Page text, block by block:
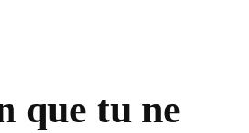
que tu ne